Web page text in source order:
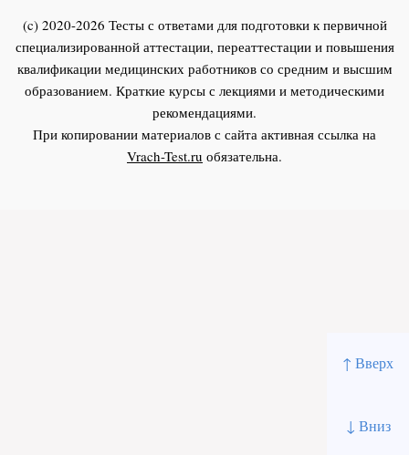
↑ Вверх
↓ Вниз
(c) 2020-2026 Тесты с ответами для подготовки к первичной
специализированной аттестации, переаттестации и повышения
квалификации медицинских работников со средним и высшим
образованием. Краткие курсы с лекциями и методическими
рекомендациями.
При копировании материалов с сайта активная ссылка на
Vrach-Test.ru обязательна.